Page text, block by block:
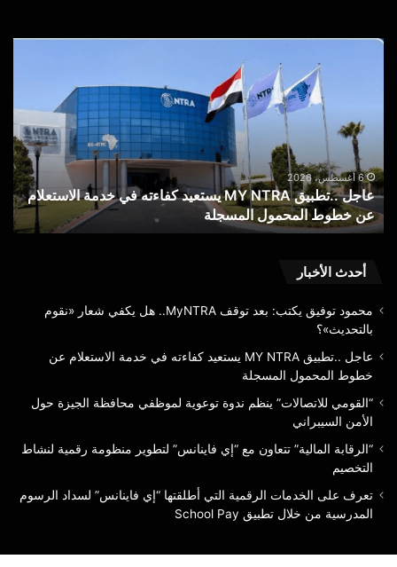
عاجل
يستعيد
كفاءته
خدمة
الاستعلام
عن
خطوط
المسجلة
6 أغسطس، 2026
عاجل ..تطبيق MY NTRA يستعيد كفاءته في خدمة الاستعلام
عن خطوط المحمول المسجلة
أحدث الأخبار
محمود توفيق يكتب: بعد توقف MyNTRA.. هل يكفي شعار «نقوم
بالتحديث»؟
عاجل ..تطبيق MY NTRA يستعيد كفاءته في خدمة الاستعلام عن
خطوط المحمول المسجلة
“القومي للاتصالات” ينظم ندوة توعوية لموظفي محافظة الجيزة حول
الأمن السيبراني
“الرقابة المالية” تتعاون مع “إي فاينانس” لتطوير منظومة رقمية لنشاط
التخصيم
تعرف على الخدمات الرقمية التي أطلقتها “إي فاينانس” لسداد الرسوم
المدرسية من خلال تطبيق School Pay